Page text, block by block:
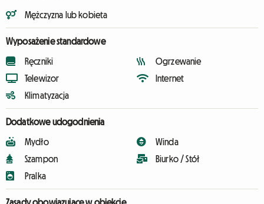
Mężczyzna lub kobieta
Wyposażenie standardowe
Ręczniki
Telewizor
Klimatyzacja
Ogrzewanie
Internet
Dodatkowe udogodnienia
Mydło
Szampon
Pralka
Winda
Biurko / Stół